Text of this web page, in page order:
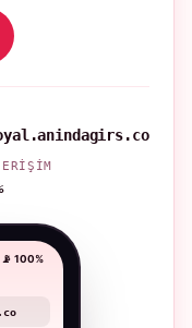
📡 100%